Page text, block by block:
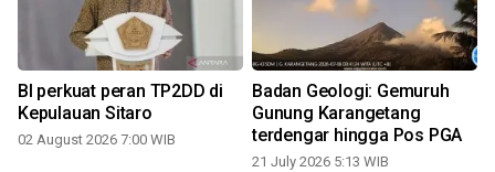
BI perkuat peran TP2DD di
Kepulauan Sitaro
02 August 2026 7:00 WIB
Badan Geologi: Gemuruh
Gunung Karangetang
terdengar hingga Pos PGA
21 July 2026 5:13 WIB